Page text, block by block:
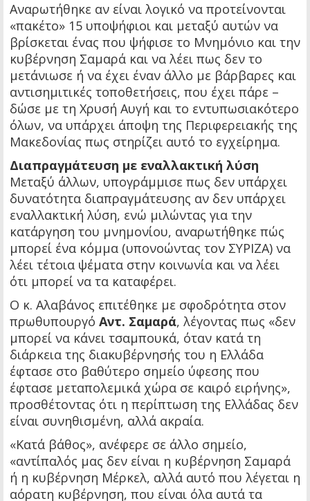
Αναρωτήθηκε αν είναι λογικό να προτείνονται
«πακέτο» 15 υποψήφιοι και μεταξύ αυτών να
βρίσκεται ένας που ψήφισε το Μνημόνιο και την
κυβέρνηση Σαμαρά και να λέει πως δεν το
μετάνιωσε ή να έχει έναν άλλο με βάρβαρες και
αντισημιτικές τοποθετήσεις, που έχει πάρε –
δώσε με τη Χρυσή Αυγή και το εντυπωσιακότερο
όλων, να υπάρχει άποψη της Περιφερειακής της
Μακεδονίας πως στηρίζει αυτό το εγχείρημα.
Διαπραγμάτευση με εναλλακτική λύση
Μεταξύ άλλων, υπογράμμισε πως δεν υπάρχει
δυνατότητα διαπραγμάτευσης αν δεν υπάρχει
εναλλακτική λύση, ενώ μιλώντας για την
κατάργηση του μνημονίου, αναρωτήθηκε πώς
μπορεί ένα κόμμα (υπονοώντας τον ΣΥΡΙΖΑ) να
λέει τέτοια ψέματα στην κοινωνία και να λέει
ότι μπορεί να τα καταφέρει.
Ο κ. Αλαβάνος επιτέθηκε με σφοδρότητα στον
πρωθυπουργό Αντ. Σαμαρά, λέγοντας πως «δεν
μπορεί να κάνει τσαμπουκά, όταν κατά τη
διάρκεια της διακυβέρνησής του η Ελλάδα
έφτασε στο βαθύτερο σημείο ύφεσης που
έφτασε μεταπολεμικά χώρα σε καιρό ειρήνης»,
προσθέτοντας ότι η περίπτωση της Ελλάδας δεν
είναι συνηθισμένη, αλλά ακραία.
«Κατά βάθος», ανέφερε σε άλλο σημείο,
«αντίπαλός μας δεν είναι η κυβέρνηση Σαμαρά
ή η κυβέρνηση Μέρκελ, αλλά αυτό που λέγεται η
αόρατη κυβέρνηση, που είναι όλα αυτά τα